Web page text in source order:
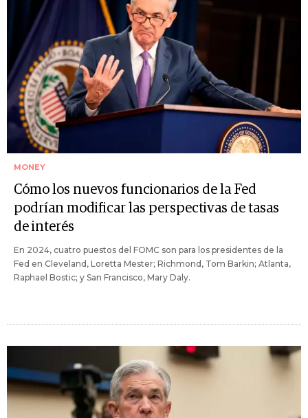
MONEY
Cómo los nuevos funcionarios de la Fed
podrían modificar las perspectivas de tasas
de interés
En 2024, cuatro puestos del FOMC son para los presidentes de la
Fed en Cleveland, Loretta Mester; Richmond, Tom Barkin; Atlanta,
Raphael Bostic; y San Francisco, Mary Daly.